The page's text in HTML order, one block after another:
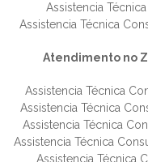
Assistencia
Assistencia Técnica
Atendimento no
Assistencia Técnica
Assistencia Técnica
Assistencia Técnica
Assistencia Técnica
Assistencia Técnica